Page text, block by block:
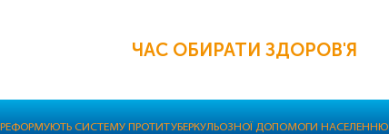
ЧАС ОБИРАТИ ЗДОРОВ'Я
РЕФОРМУЮТЬ СИСТЕМУ ПРОТИТУБЕРКУЛЬОЗНОЇ ДОПОМОГИ НАСЕЛЕННЮ